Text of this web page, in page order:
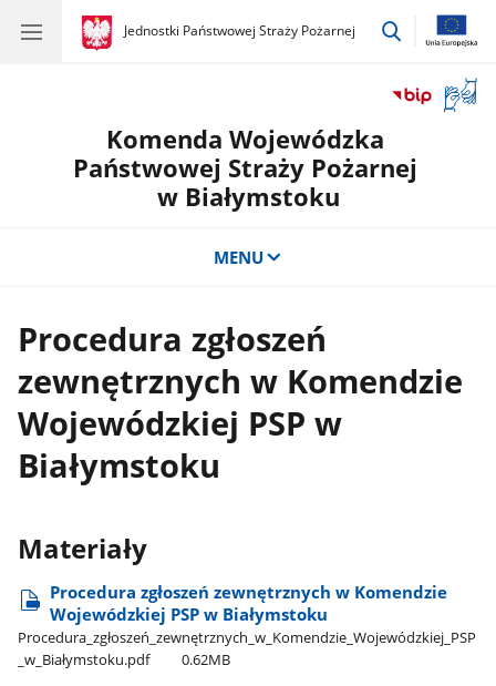
gov.pl
Jednostki Państwowej Straży Pożarnej
gov.pl
Jednostki
przejdź
okno
Komenda Wojewódzka
Państwowej Straży Pożarnej
w Białymstoku
MENU
Procedura zgłoszeń
zewnętrznych w Komendzie
Wojewódzkiej PSP w
Białymstoku
Materiały
Procedura zgłoszeń zewnętrznych w Komendzie
Wojewódzkiej PSP w Białymstoku
Procedura​_zgłoszeń​_zewnętrznych​_w​_Komendzie​_Wojewódzkiej​_PSP​
_w​_Białymstoku.pdf
0.62MB